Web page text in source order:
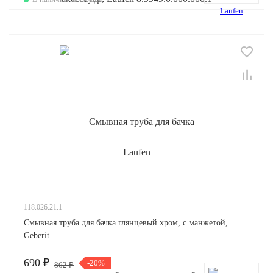
118.026.21.1
Смывная труба для бачка глянцевый хром, с манжетой,
Geberit
690 ₽ 862 ₽ -20%